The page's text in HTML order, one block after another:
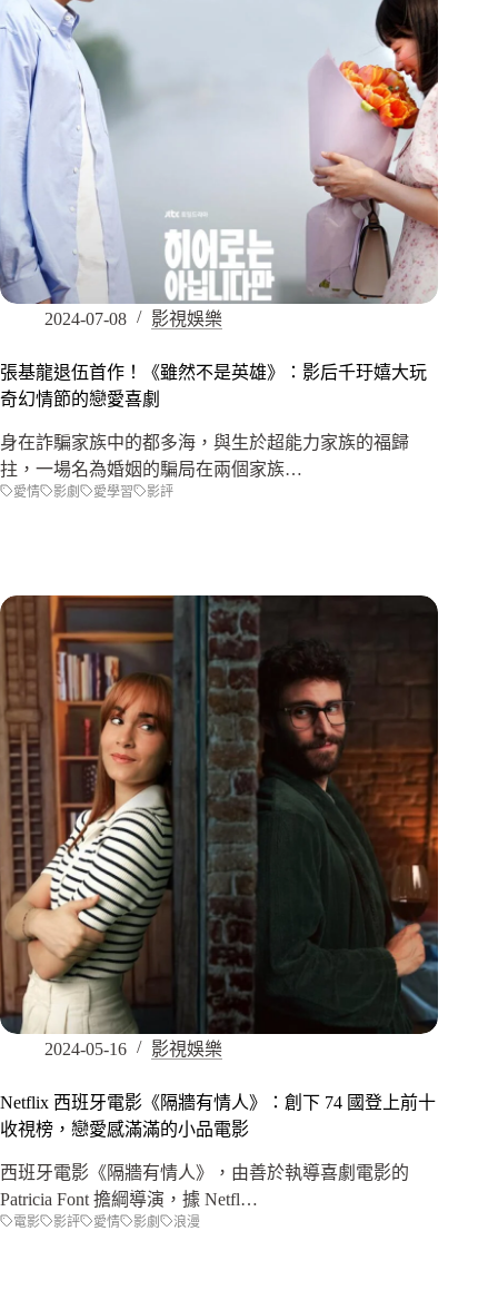
2024-07-08 影視娛樂
張基龍退伍首作！《雖然不是英雄》：影后千玗嬉大玩
奇幻情節的戀愛喜劇
身在詐騙家族中的都多海，與生於超能力家族的福歸
拄，一場名為婚姻的騙局在兩個家族…
愛情 影劇 愛學習 影評
2024-05-16 影視娛樂
Netflix 西班牙電影《隔牆有情人》：創下 74 國登上前十
收視榜，戀愛感滿滿的小品電影
西班牙電影《隔牆有情人》，由善於執導喜劇電影的
Patricia Font 擔綱導演，據 Netfl…
電影 影評 愛情 影劇 浪漫